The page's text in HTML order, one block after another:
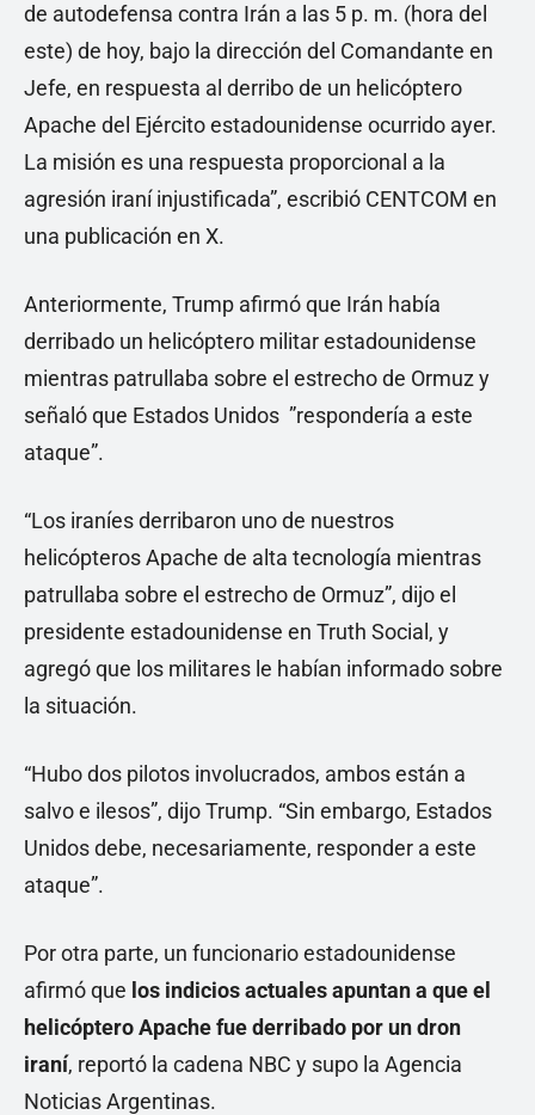
de autodefensa contra Irán a las 5 p. m. (hora del
este) de hoy, bajo la dirección del Comandante en
Jefe, en respuesta al derribo de un helicóptero
Apache del Ejército estadounidense ocurrido ayer.
La misión es una respuesta proporcional a la
agresión iraní injustificada”, escribió CENTCOM en
una publicación en X.
Anteriormente, Trump afirmó que Irán había
derribado un helicóptero militar estadounidense
mientras patrullaba sobre el estrecho de Ormuz y
señaló que Estados Unidos ”respondería a este
ataque”.
“Los iraníes derribaron uno de nuestros
helicópteros Apache de alta tecnología mientras
patrullaba sobre el estrecho de Ormuz”, dijo el
presidente estadounidense en Truth Social, y
agregó que los militares le habían informado sobre
la situación.
“Hubo dos pilotos involucrados, ambos están a
salvo e ilesos”, dijo Trump. “Sin embargo, Estados
Unidos debe, necesariamente, responder a este
ataque”.
Por otra parte, un funcionario estadounidense
afirmó que los indicios actuales apuntan a que el
helicóptero Apache fue derribado por un dron
iraní, reportó la cadena NBC y supo la Agencia
Noticias Argentinas.